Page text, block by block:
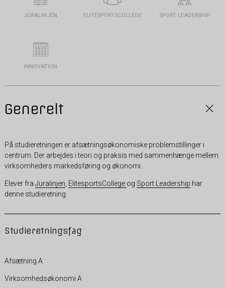
JURALINJEN ELITESPORTSCOLLEGE SPORT LEADERSHIP
INNOVATION
Generelt
På studieretningen er afsætningsøkonomiske problemstillinger i
centrum. Der arbejdes i teori og praksis med sammenhænge mellem
virksomheders markedsføring og økonomi.
Elever fra Juralinjen ElitesportsCollege og Sport Leadership har
denne studieretning.
Studieretningsfag
Afsætning A
Virksomhedsøkonomi A